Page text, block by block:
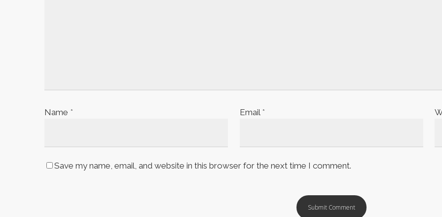
Name * Email *
Save my name, email, and website in this browser for the next time I comment.